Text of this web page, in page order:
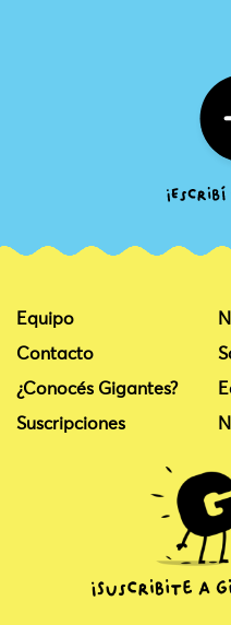
Equipo
Contacto
¿Conocés Gigantes?
Suscripciones